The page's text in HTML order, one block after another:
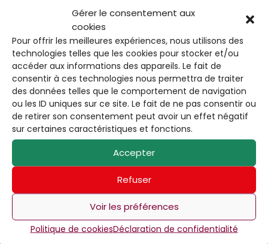
Gérer le consentement aux
cookies
Pour offrir les meilleures expériences, nous utilisons des
technologies telles que les cookies pour stocker et/ou
accéder aux informations des appareils. Le fait de
consentir à ces technologies nous permettra de traiter
des données telles que le comportement de navigation
ou les ID uniques sur ce site. Le fait de ne pas consentir ou
de retirer son consentement peut avoir un effet négatif
sur certaines caractéristiques et fonctions.
Accepter
Refuser
Voir les préférences
Politique de cookiesDéclaration de confidentialité